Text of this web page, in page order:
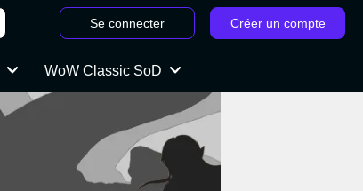
Se connecter Créer un compte
WoW Classic SoD